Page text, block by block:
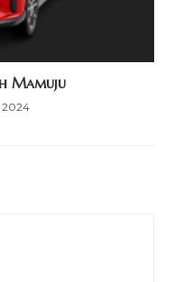
Mamuju
2024